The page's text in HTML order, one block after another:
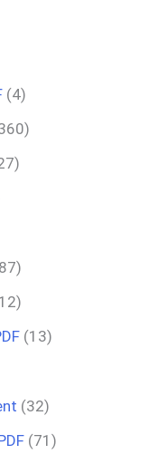
(4)
(13)
(32)
(71)